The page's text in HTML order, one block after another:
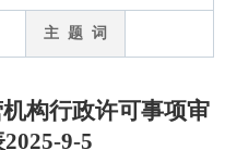
主 题 词
构行政许可事项审
9-5